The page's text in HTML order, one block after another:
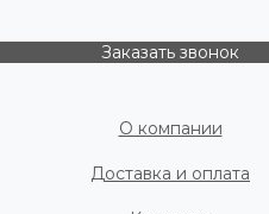
Заказать звонок
О компании
Доставка и оплата